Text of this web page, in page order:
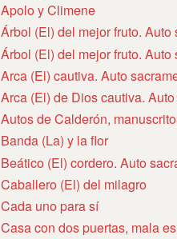
Apolo y Climene
Árbol (El) del mejor fruto. Auto
Árbol (El) del mejor fruto. Auto
Arca (El) cautiva. Auto
Arca (El) de Dios cautiva.
Autos de Calderón,
Banda (La) y la flor
Beático (El) cordero. Auto
Caballero (El) del milagro
Cada uno para sí
Casa con dos puertas, mala